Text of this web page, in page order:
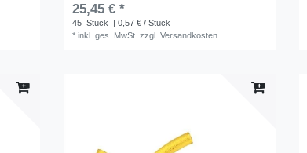
25,45 € *
45 Stück
| 0,57 € / Stück
*inkl. ges. MwSt. zzgl.Versandkosten